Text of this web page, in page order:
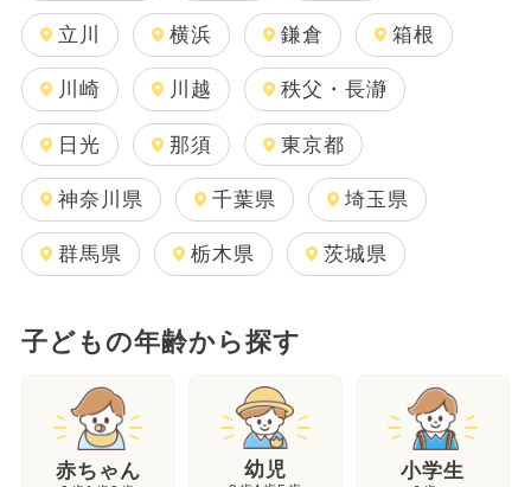
立川 横浜 鎌倉 箱根
川崎 川越 秩父・長瀞
日光 那須 東京都
神奈川県 千葉県 埼玉県
群馬県 栃木県 茨城県
子どもの年齢から探す
赤ちゃん 幼児 小学生